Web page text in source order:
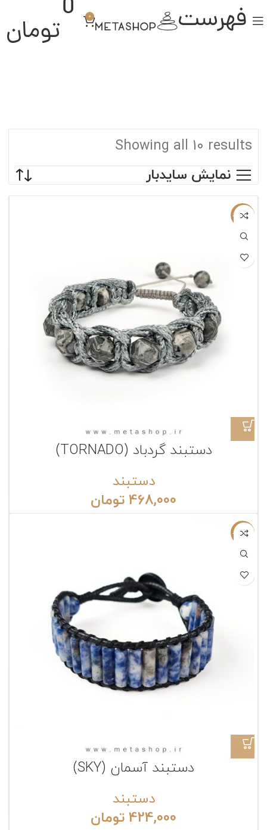
فهرست 0
0
تومان
Showing all 10 results
نمایش سایدبار
ناموجود
دستبند گردباد (TORNADO)
دستبند
468,000 تومان
ناموجود
دستبند آسمان (SKY)
دستبند
424,000 تومان